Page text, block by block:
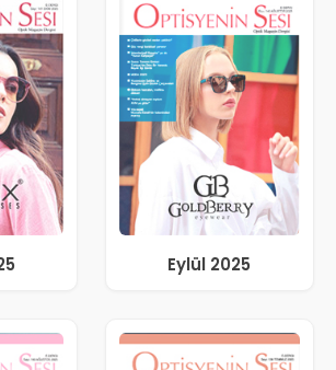
Eylül 2025